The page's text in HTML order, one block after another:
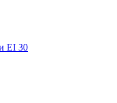
EI 30